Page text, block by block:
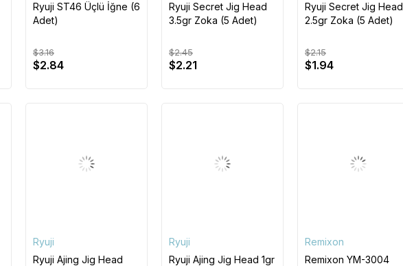
Ryuji ST46 Üçlü İğne (6
Adet)
$2.84
$3.16
Ryuji Secret Jig Head
3.5gr Zoka (5 Adet)
$2.21
$2.45
Ryuji Secret Jig Head
2.5gr Zoka (5 Adet)
$1.94
$2.15
Ryuji
Ryuji Ajing Jig Head
Ryuji
Ryuji Ajing Jig Head 1gr
Remixon
Remixon YM-3004